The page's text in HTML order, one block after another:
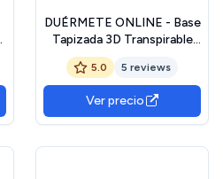
DUÉRMETE ONLINE - Base
Tapizada 3D Transpirable
con Estructura Estable y
Bastidor Metálico Super
Resistente + 6 Patas
metálicas roscadas de
25cm, 135 x 190, Gris
5.0 5 reviews
Ver precio